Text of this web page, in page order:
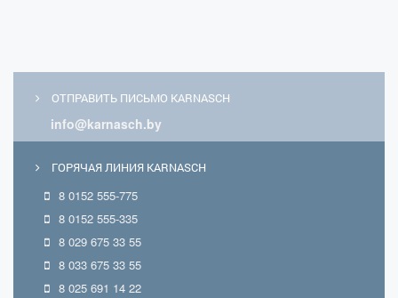
ОТПРАВИТЬ ПИСЬМО KARNASCH
info@karnasch.by
ГОРЯЧАЯ ЛИНИЯ KARNASCH
8 0152 555-775
8 0152 555-335
8 029 675 33 55
8 033 675 33 55
8 025 691 14 22